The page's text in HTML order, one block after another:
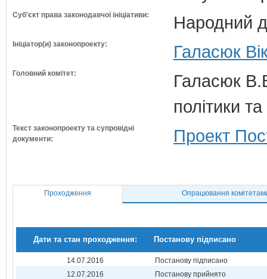
Суб'єкт права законодавчої ініціативи: Народний
Ініціатор(и) законопроекту: Галасюк
Головний комітет:
Галасюк
політики
Текст законопроекту та супровідні
документи:
Проект
Проходження Опрацювання
Дати та стан проходження: Постанову підписано
14.07.2016
Постанову підписано
12.07.2016
Постанову прийнято